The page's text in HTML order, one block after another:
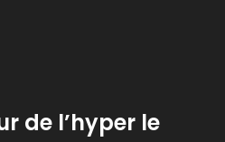
de l’hyper le